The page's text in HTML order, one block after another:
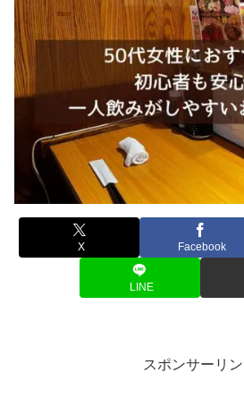
X Facebook
LINE
スポンサーリン